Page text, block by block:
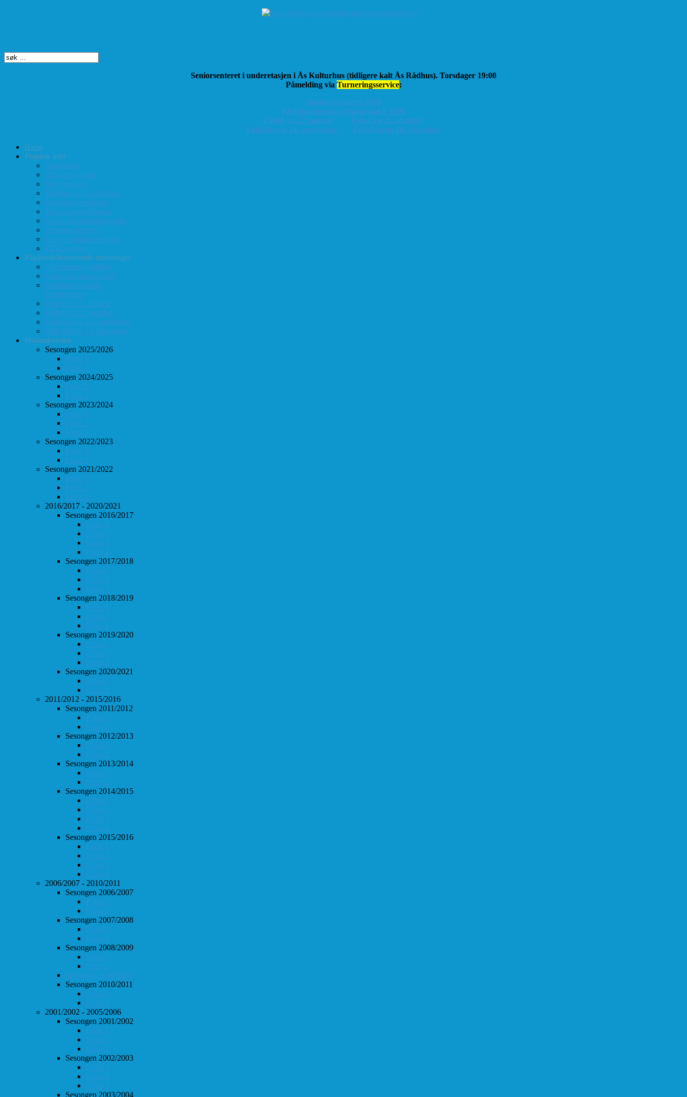
Seniorsenteret i underetasjen i Ås Kulturhus (tidligere kalt Ås Rådhus). Torsdager 19:00
Påmelding via Turneringsservice:
Høstturneringen 2026
Klubbmesterskap Hurtigsjakk 2026
FolloLyn 27. august
FolloLyn 22. oktober
FolloHurtig 24. september
FolloHurtig 10. desember
Hjem
Praktisk info
Terminliste
Tid, sted og pris
Styre og verv
Telefon- og E-post-liste
Forenings-vedtekter
Turneringsreglement
Barne- og ungdomssjakk
Årsmøte-papirer
Litt om sjakkforeningen
FIDEs regler
Pågående/kommende turneringer
Vårt turneringstilbud
Høstturneringen 2026
Klubbmesterskap
Hurtigsjakk
FolloLyn 27. august
FolloLyn 22. oktober
FolloHurtig 24. september
FolloHurtig 10. desember
Østlandsserien
Sesongen 2025/2026
Follo 1
Follo 2
Sesongen 2024/2025
Follo 1
Follo 2
Sesongen 2023/2024
Follo 1
Follo 2
Follo 3
Sesongen 2022/2023
Follo 1
Follo 2
Sesongen 2021/2022
Follo 1
Follo 2
Follo 3
2016/2017 - 2020/2021
Sesongen 2016/2017
Follo 1
Follo 2
Follo 3
Follo 4
Sesongen 2017/2018
Follo 1
Follo 2
Follo 3
Sesongen 2018/2019
Follo 1
Follo 2
Follo 3
Sesongen 2019/2020
Follo 1
Follo 2
Follo 3
Sesongen 2020/2021
Follo 1
Follo 2
2011/2012 - 2015/2016
Sesongen 2011/2012
Follo 1
Follo 2
Sesongen 2012/2013
Follo 1
Follo 2
Sesongen 2013/2014
Follo 1
Follo 2
Sesongen 2014/2015
Follo 1
Follo 2
Follo 3
Follo 4
Sesongen 2015/2016
Follo 1
Follo 2
Follo 3
Follo 4
2006/2007 - 2010/2011
Sesongen 2006/2007
Follo 1
Follo 2
Sesongen 2007/2008
Follo 1
Follo 2
Sesongen 2008/2009
Follo 1
Follo 2
Sesongen 2009/2010
Sesongen 2010/2011
Follo 1
Follo 2
2001/2002 - 2005/2006
Sesongen 2001/2002
Follo 1
Follo 2
Follo 3
Sesongen 2002/2003
Follo 1
Follo 2
Follo 3
Sesongen 2003/2004